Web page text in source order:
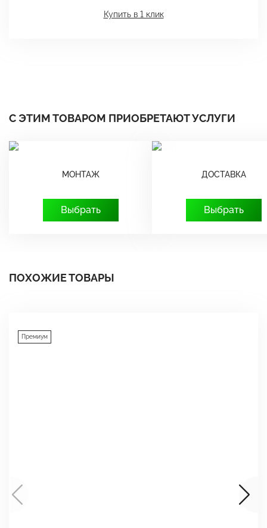
Купить в 1 клик
С ЭТИМ ТОВАРОМ ПРИОБРЕТАЮТ УСЛУГИ
МОНТАЖ
Выбрать
ДОСТАВКА
Выбрать
ПОХОЖИЕ ТОВАРЫ
Премиум